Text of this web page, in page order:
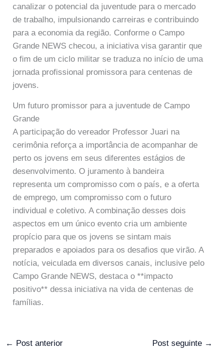
canalizar o potencial da juventude para o mercado
de trabalho, impulsionando carreiras e contribuindo
para a economia da região. Conforme o Campo
Grande NEWS checou, a iniciativa visa garantir que
o fim de um ciclo militar se traduza no início de uma
jornada profissional promissora para centenas de
jovens.
Um futuro promissor para a juventude de Campo
Grande
A participação do vereador Professor Juari na
cerimônia reforça a importância de acompanhar de
perto os jovens em seus diferentes estágios de
desenvolvimento. O juramento à bandeira
representa um compromisso com o país, e a oferta
de emprego, um compromisso com o futuro
individual e coletivo. A combinação desses dois
aspectos em um único evento cria um ambiente
propício para que os jovens se sintam mais
preparados e apoiados para os desafios que virão. A
notícia, veiculada em diversos canais, inclusive pelo
Campo Grande NEWS, destaca o **impacto
positivo** dessa iniciativa na vida de centenas de
famílias.
← Post anterior Post seguinte →